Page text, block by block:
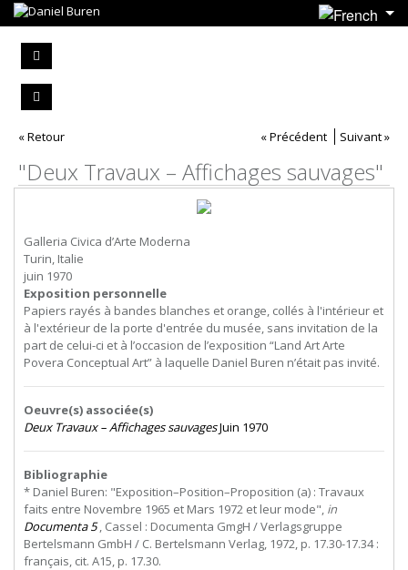
« Retour « Précédent Suivant »
"Deux Travaux – Affichages sauvages"
Galleria Civica d’Arte Moderna
Turin, Italie
juin 1970
Exposition personnelle
Papiers rayés à bandes blanches et orange, collés à l'intérieur et
à l'extérieur de la porte d'entrée du musée, sans invitation de la
part de celui-ci et à l’occasion de l’exposition “Land Art Arte
Povera Conceptual Art” à laquelle Daniel Buren n’était pas invité.
Oeuvre(s) associée(s)
Deux Travaux – Affichages sauvagesJuin 1970
Bibliographie
* Daniel Buren: "Exposition–Position–Proposition (a) : Travaux
faits entre Novembre 1965 et Mars 1972 et leur mode", in
Documenta 5, Cassel : Documenta GmgH / Verlagsgruppe
Bertelsmann GmbH / C. Bertelsmann Verlag, 1972, p. 17.30-17.34 :
français, cit. A15, p. 17.30.